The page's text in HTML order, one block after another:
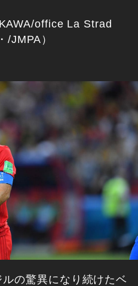
office La Strad
/JMPA）
の驚異になり続けたベ